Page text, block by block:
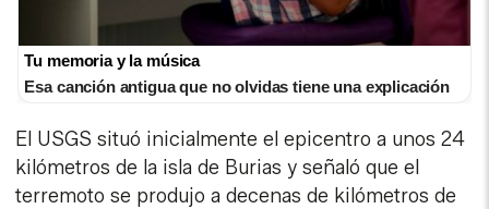
Tu memoria y la música
Esa canción antigua que no olvidas tiene una explicación
El USGS situó inicialmente el epicentro a unos 24
kilómetros de la isla de Burias y señaló que el
terremoto se produjo a decenas de kilómetros de